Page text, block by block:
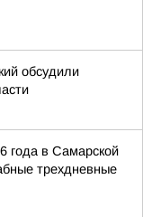
обсудили
года в Самарской
трехдневные